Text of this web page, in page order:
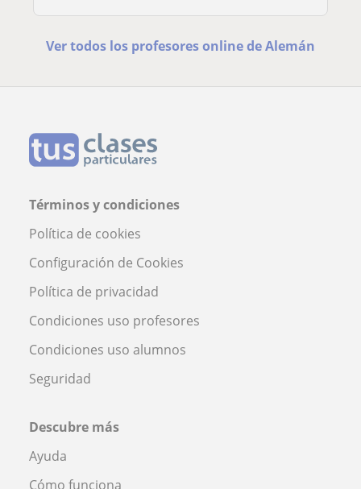
Ver todos los profesores online de Alemán
Términos y condiciones
Política de cookies
Configuración de Cookies
Política de privacidad
Condiciones uso profesores
Condiciones uso alumnos
Seguridad
Descubre más
Ayuda
Cómo funciona